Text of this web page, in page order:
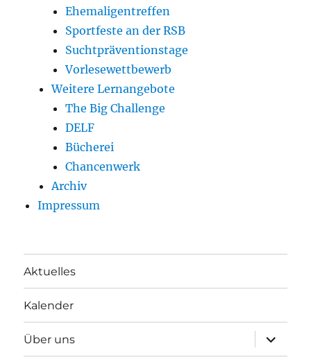
Ehemaligentreffen
Sportfeste an der RSB
Suchtpräventionstage
Vorlesewettbewerb
Weitere Lernangebote
The Big Challenge
DELF
Bücherei
Chancenwerk
Archiv
Impressum
Aktuelles
Kalender
Über uns
öffnen